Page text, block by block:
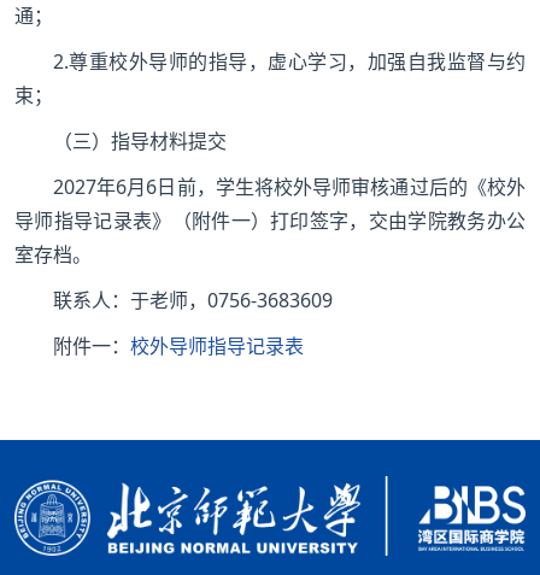
通；
2.尊重校外导师的指导，虚心学习，加强自我监督与约
束；
（三）指导材料提交
2027年6月6日前，学生将校外导师审核通过后的《校外
导师指导记录表》（附件一）打印签字，交由学院教务办公
室存档。
联系人：于老师，0756-3683609
附件一： 校外导师指导记录表